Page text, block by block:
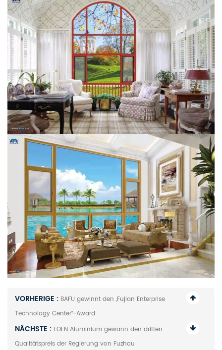
VORHERIGE : BAFU gewinnt den „Fujian Enterprise
Technology Center“-Award
NÄCHSTE : FOEN Aluminium gewann den dritten
Qualitätspreis der Regierung von Fuzhou